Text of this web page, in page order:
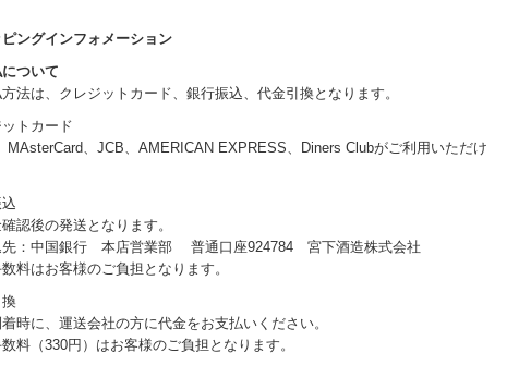
ングインフォメーション
ついて
法は、クレジットカード、銀行振込、代金引換となります。
トカード
MAsterCard、JCB、AMERICAN EXPRESS、Diners Clubがご利用いただけ
認後の発送となります。
先：中国銀行 本店営業部 普通口座924784 宮下酒造株式会社
料はお客様のご負担となります。
時に、運送会社の方に代金をお支払いください。
料（330円）はお客様のご負担となります。